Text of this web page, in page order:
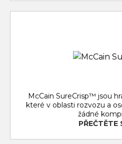
McCain SureCrisp™ jsou
které v oblasti rozvozu a
žádné
PŘEČTĚTE